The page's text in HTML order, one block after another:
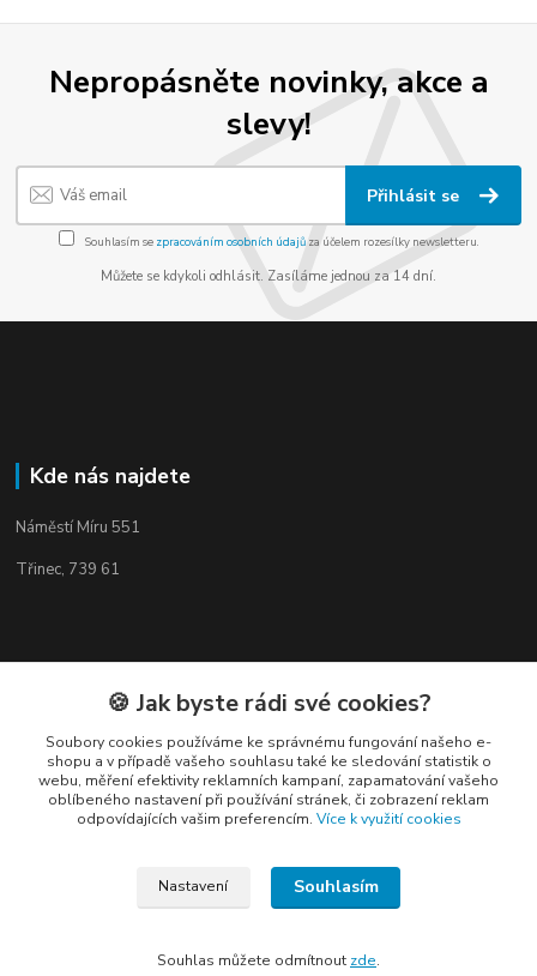
Nepropásněte novinky, akce a
slevy!
Přihlásit se
Souhlasím se zpracováním osobních údajůza účelem rozesílky newsletteru.
Můžete se kdykoli odhlásit. Zasíláme jednou za 14 dní.
Kde nás najdete
Náměstí Míru 551
Třinec, 739 61
Kontakty
(Po-Pá, 9-16 hod.)
🍪 Jak byste rádi své cookies?
Soubory cookies používáme ke správnému fungování našeho e-
shopu a v případě vašeho souhlasu také ke sledování statistik o
webu, měření efektivity reklamních kampaní, zapamatování vašeho
oblíbeného nastavení při používání stránek, či zobrazení reklam
odpovídajících vašim preferencím. Více k využití cookies
Nastavení Souhlasím
Souhlas můžete odmítnout zde.